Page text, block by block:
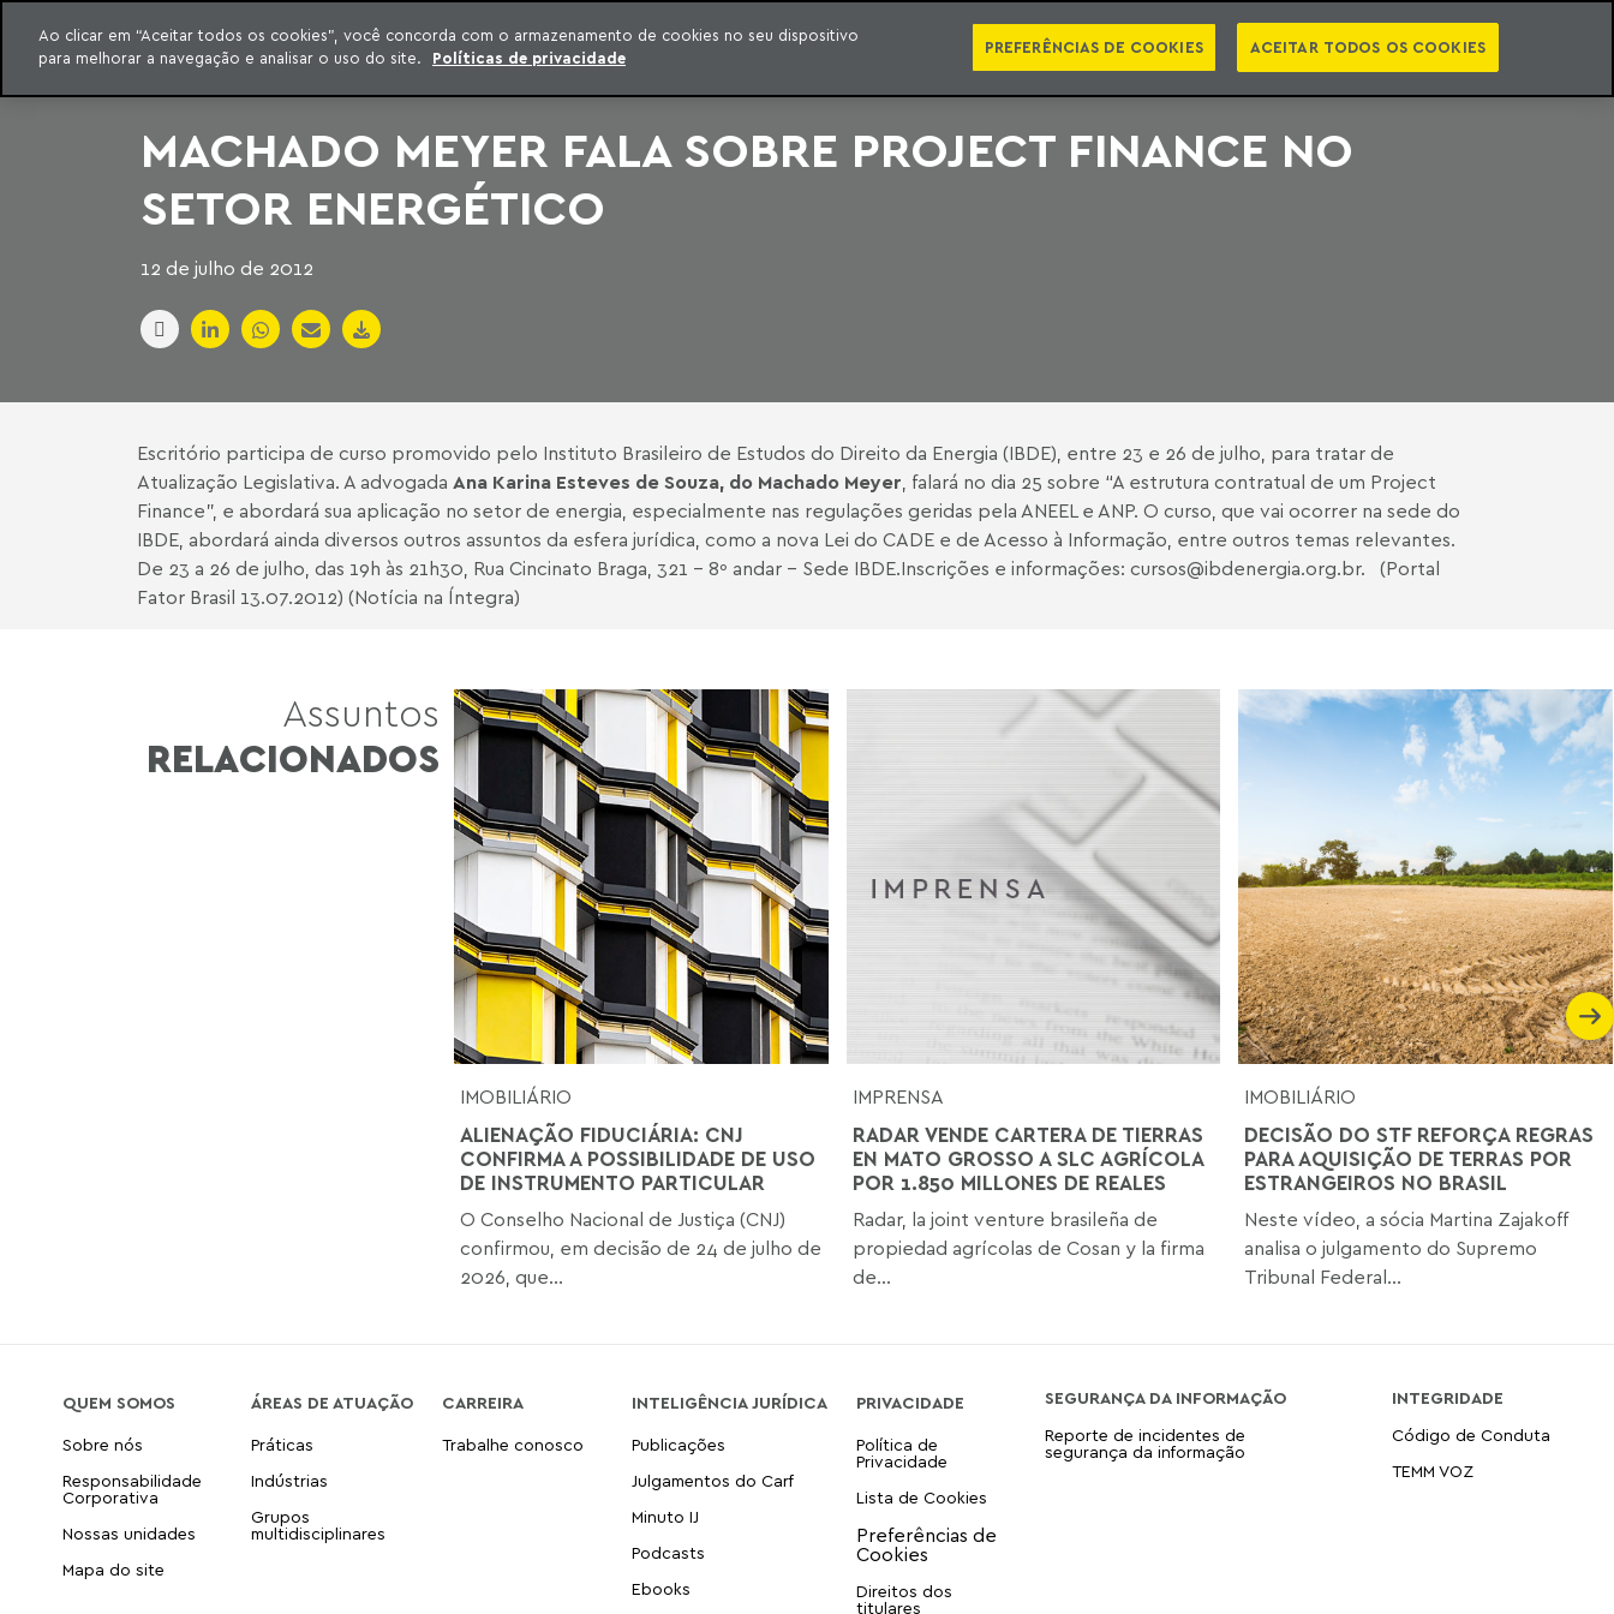
para o conteúdo
Machado Meyer
INTELIGÊNCIA JURÍDICA
CONTEÚDO EXCLUSIVO MACHADO MEYER ADVOGADOS
SÉRIES PUBLICAÇÕES EBOOKS PODCASTS NEWSLETTER VIDEOCASTS PT EN CATEGORIAS
MACHADO MEYER FALA SOBRE PROJECT FINANCE NO
SETOR ENERGÉTICO
12 de julho de 2012
Escritório participa de curso promovido pelo Instituto Brasileiro de Estudos do Direito da Energia (IBDE), entre 23 e 26 de julho, para tratar de
Atualização Legislativa. A advogada Ana Karina Esteves de Souza, do Machado Meyer, falará no dia 25 sobre “A estrutura contratual de um Project
Finance”, e abordará sua aplicação no setor de energia, especialmente nas regulações geridas pela ANEEL e ANP. O curso, que vai ocorrer na sede do
IBDE, abordará ainda diversos outros assuntos da esfera jurídica, como a nova Lei do CADE e de Acesso à Informação, entre outros temas relevantes.
De 23 a 26 de julho, das 19h às 21h30, Rua Cincinato Braga, 321 – 8º andar – Sede IBDE.Inscrições e informações: cursos@ibdenergia.org.br. (Portal
Fator Brasil 13.07.2012) (Notícia na Íntegra)
Assuntos
RELACIONADOS
IMOBILIÁRIO
ALIENAÇÃO FIDUCIÁRIA: CNJ
CONFIRMA A POSSIBILIDADE DE USO
DE INSTRUMENTO PARTICULAR
O Conselho Nacional de Justiça (CNJ)
confirmou, em decisão de 24 de julho de
2026, que...
IMPRENSA
RADAR VENDE CARTERA DE TIERRAS
EN MATO GROSSO A SLC AGRÍCOLA
POR 1.850 MILLONES DE REALES
Radar, la joint venture brasileña de
propiedad agrícolas de Cosan y la firma
de...
IMOBILIÁRIO
DECISÃO DO STF REFORÇA REGRAS
PARA AQUISIÇÃO DE TERRAS POR
ESTRANGEIROS NO BRASIL
Neste vídeo, a sócia Martina Zajakoff
analisa o julgamento do Supremo
Tribunal Federal...
QUEM SOMOS
Sobre nós
Responsabilidade
Corporativa
Nossas unidades
Mapa do site
ÁREAS DE ATUAÇÃO
Práticas
Indústrias
Grupos
multidisciplinares
CARREIRA
Trabalhe conosco
INTELIGÊNCIA JURÍDICA
Publicações
Julgamentos do Carf
Minuto IJ
Podcasts
Ebooks
PRIVACIDADE
Política de
Privacidade
Lista de Cookies
Direitos dos
titulares
SEGURANÇA DA INFORMAÇÃO
Reporte de incidentes de
segurança da informação
INTEGRIDADE
Código de Conduta
TEMM VOZ
Ao clicar em “Aceitar todos os cookies”, você concorda com o armazenamento de cookies no seu dispositivo
para melhorar a navegação e analisar o uso do site.
Políticas de privacidade
PREFERÊNCIAS DE COOKIES ACEITAR TODOS OS COOKIES